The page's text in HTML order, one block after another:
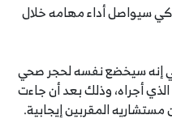
سيواصل أداء مهامه خلال
إنه سيخضع نفسه لحجر صحي
بانتظار صدور نتائج اختبار كوفيد-19 الذي أجراه، وذلك بعد أن جاءت
المقربين إيجابية.